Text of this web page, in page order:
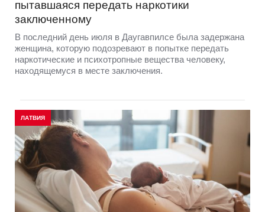
пытавшаяся передать наркотики
заключенному
В последний день июля в Даугавпилсе была задержана
женщина, которую подозревают в попытке передать
наркотические и психотропные вещества человеку,
находящемуся в месте заключения.
ЛАТВИЯ